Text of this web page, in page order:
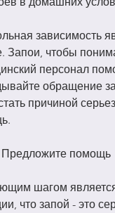
зависимость
Запои, чтобы
персонал
обращение
причиной
Предложите помощь
шагом
что запой - это